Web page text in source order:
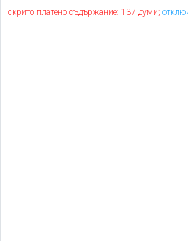
скрито платено съдържание: 137 думи;